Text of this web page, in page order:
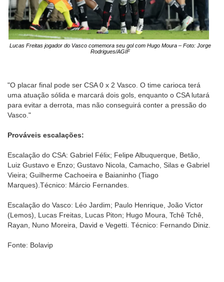
Lucas Freitas jogador do Vasco comemora seu gol com Hugo Moura – Foto: Jorge
Rodrigues/AGIF
"O placar final pode ser CSA 0 x 2 Vasco. O time carioca terá
uma atuação sólida e marcará dois gols, enquanto o CSA lutará
para evitar a derrota, mas não conseguirá conter a pressão do
Vasco."
Prováveis escalações:
Escalação do CSA: Gabriel Félix; Felipe Albuquerque, Betão,
Luiz Gustavo e Enzo; Gustavo Nicola, Camacho, Silas e Gabriel
Vieira; Guilherme Cachoeira e Baianinho (Tiago
Marques).Técnico: Márcio Fernandes.
Escalação do Vasco: Léo Jardim; Paulo Henrique, João Victor
(Lemos), Lucas Freitas, Lucas Piton; Hugo Moura, Tchê Tchê,
Rayan, Nuno Moreira, David e Vegetti. Técnico: Fernando Diniz.
Fonte: Bolavip